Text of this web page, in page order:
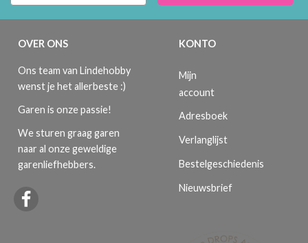
OVER ONS
Ons team van Lindehobby
wenst je het allerbeste :)
Garen is onze passie!
We sturen graag garen
naar al onze geweldige
garenliefhebbers.
KONTO
Mijn
account
Adresboek
Verlanglijst
Bestelgeschiedenis
Nieuwsbrief